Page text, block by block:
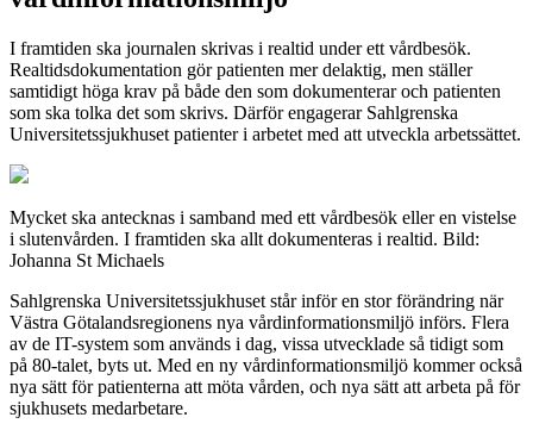
I framtiden ska journalen skrivas i realtid under ett vårdbesök.
Realtidsdokumentation gör patienten mer delaktig, men ställer
samtidigt höga krav på både den som dokumenterar och patienten
som ska tolka det som skrivs. Därför engagerar Sahlgrenska
Universitetssjukhuset patienter i arbetet med att utveckla arbetssättet.
Mycket ska antecknas i samband med ett vårdbesök eller en vistelse
i slutenvården. I framtiden ska allt dokumenteras i realtid. Bild:
Johanna St Michaels
Sahlgrenska Universitetssjukhuset står inför en stor förändring när
Västra Götalandsregionens nya vårdinformationsmiljö införs. Flera
av de IT-system som används i dag, vissa utvecklade så tidigt som
på 80-talet, byts ut. Med en ny vårdinformationsmiljö kommer också
nya sätt för patienterna att möta vården, och nya sätt att arbeta på för
sjukhusets medarbetare.